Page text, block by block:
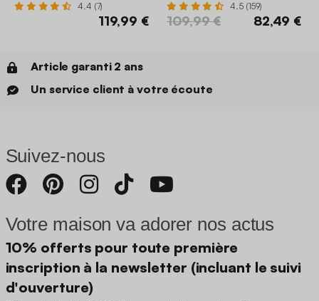
4.4 (7)
119,99 €
4.5 (159)
109,99 € 82,49 €
Article garanti 2 ans
Un service client à votre écoute
Suivez-nous
Votre maison va adorer nos actus
10% offerts pour toute première
inscription à la newsletter (incluant le suivi
d'ouverture)